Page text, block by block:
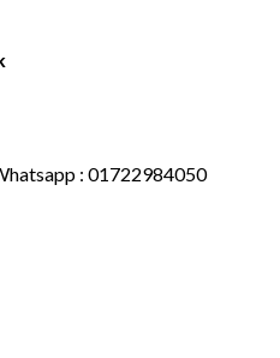
: Whatsapp : 01722984050